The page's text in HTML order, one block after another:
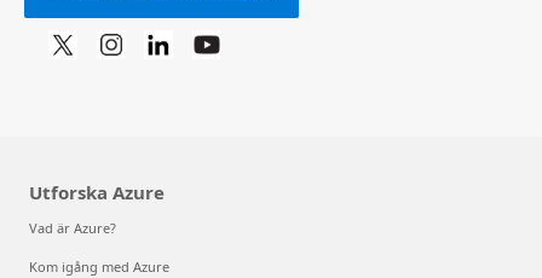
Utforska Azure
Vad är Azure?
Kom igång med Azure